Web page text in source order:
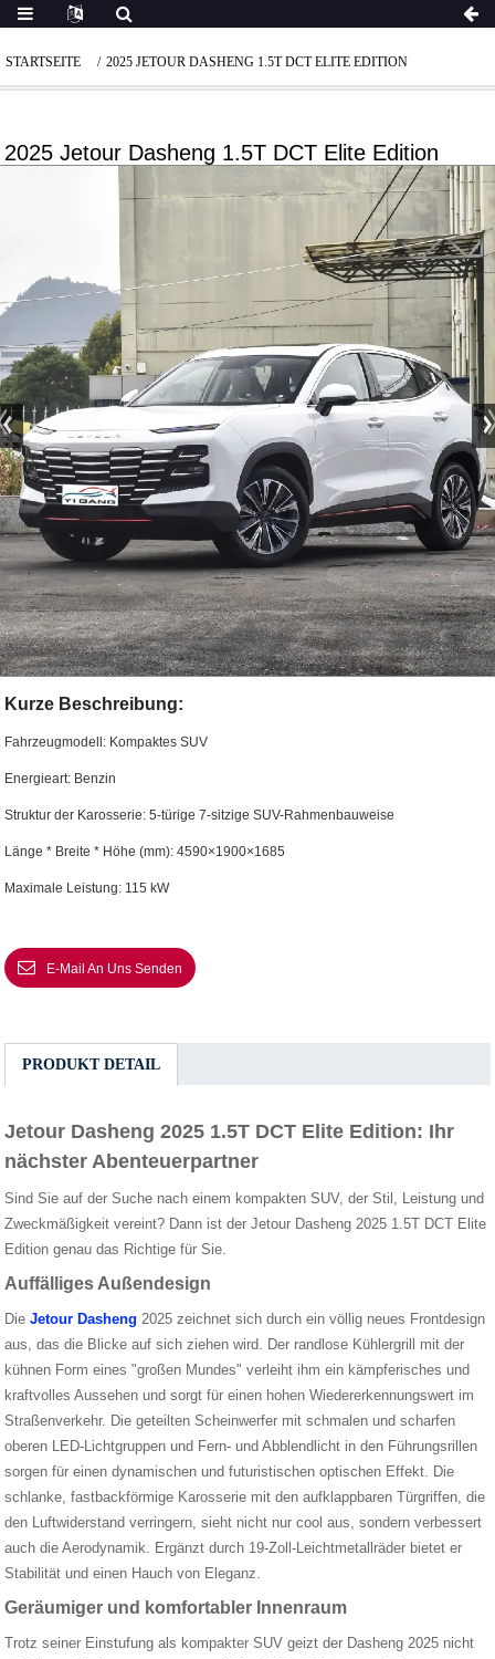
STARTSEITE 2025 JETOUR DASHENG 1.5T DCT ELITE EDITION
2025 Jetour Dasheng 1.5T DCT Elite Edition
Kurze Beschreibung:
Fahrzeugmodell: Kompaktes SUV
Energieart: Benzin
Struktur der Karosserie: 5-türige 7-sitzige SUV-Rahmenbauweise
Länge * Breite * Höhe (mm): 4590×1900×1685
Maximale Leistung: 115 kW
E-Mail An Uns Senden
PRODUKT DETAIL
Jetour Dasheng 2025 1.5T DCT Elite Edition: Ihr
nächster Abenteuerpartner
Sind Sie auf der Suche nach einem kompakten SUV, der Stil, Leistung und
Zweckmäßigkeit vereint? Dann ist der Jetour Dasheng 2025 1.5T DCT Elite
Edition genau das Richtige für Sie.
Auffälliges Außendesign
DieJetour Dasheng 2025 zeichnet sich durch ein völlig neues Frontdesign
aus, das die Blicke auf sich ziehen wird. Der randlose Kühlergrill mit der
kühnen Form eines "großen Mundes" verleiht ihm ein kämpferisches und
kraftvolles Aussehen und sorgt für einen hohen Wiedererkennungswert im
Straßenverkehr. Die geteilten Scheinwerfer mit schmalen und scharfen
oberen LED-Lichtgruppen und Fern- und Abblendlicht in den Führungsrillen
sorgen für einen dynamischen und futuristischen optischen Effekt. Die
schlanke, fastbackförmige Karosserie mit den aufklappbaren Türgriffen, die
den Luftwiderstand verringern, sieht nicht nur cool aus, sondern verbessert
auch die Aerodynamik. Ergänzt durch 19-Zoll-Leichtmetallräder bietet er
Stabilität und einen Hauch von Eleganz.
Geräumiger und komfortabler Innenraum
Trotz seiner Einstufung als kompakter SUV geizt der Dasheng 2025 nicht